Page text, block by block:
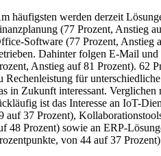
häufigsten werden derzeit
(77 Prozent, Anstieg
Software (77 Prozent, Anstieg
Dahinter folgen E-Mail
Anstieg auf 81 Prozent). 62
Rechenleistung für
in Zukunft interessant.
ist das Interesse an IoT-
auf 37 Prozent),
48 Prozent) sowie an ERP-
von 44 auf 37